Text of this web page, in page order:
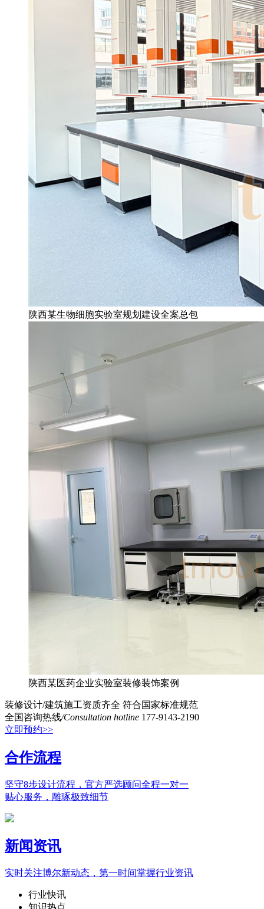
陕西某生物细胞实验室规划建设全案总包
陕西某医药企业实验室装修装饰案例
装修设计/建筑施工资质齐全 符合国家标准规范
全国咨询热线/Consultation hotline 177-9143-2190
立即预约>>
合作流程
坚守8步设计流程，官方严选顾问全程一对一
贴心服务，雕琢极致细节
新闻资讯
实时关注博尔新动态，第一时间掌握行业资讯
行业快讯
知识热点